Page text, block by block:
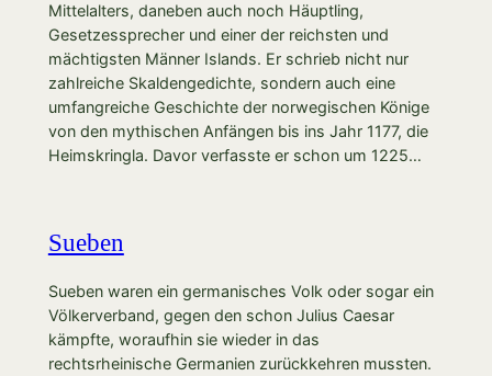
Mittelalters, daneben auch noch Häuptling,
Gesetzessprecher und einer der reichsten und
mächtigsten Männer Islands. Er schrieb nicht nur
zahlreiche Skaldengedichte, sondern auch eine
umfangreiche Geschichte der norwegischen Könige
von den mythischen Anfängen bis ins Jahr 1177, die
Heimskringla. Davor verfasste er schon um 1225…
Sueben
Sueben waren ein germanisches Volk oder sogar ein
Völkerverband, gegen den schon Julius Caesar
kämpfte, woraufhin sie wieder in das
rechtsrheinische Germanien zurückkehren mussten.